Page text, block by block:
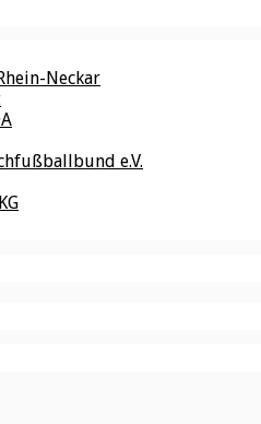
Neckar
e.V.